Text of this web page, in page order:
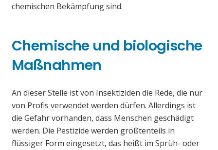
chemischen Bekämpfung sind.
Chemische und biologische
Maßnahmen
An dieser Stelle ist von Insektiziden die Rede, die nur
von Profis verwendet werden dürfen. Allerdings ist
die Gefahr vorhanden, dass Menschen geschädigt
werden. Die Pestizide werden größtenteils in
flüssiger Form eingesetzt, das heißt im Sprüh- oder